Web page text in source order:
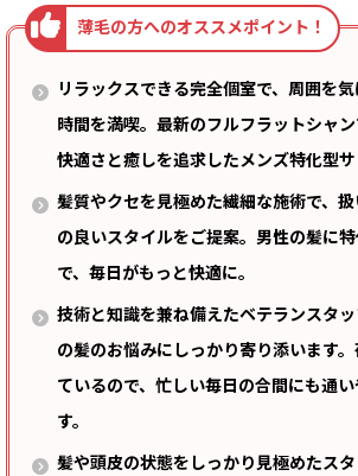
リラックスできる完全個室で、周囲を
時間を満喫。最新のフルフラットシャン
快適さと癒しを追求したメンズ特化型サ
髪質やクセを見極めた繊細な施術で、
の良いスタイルをご提案。男性の髪に
で、毎日がもっと快適に。
技術と知識を兼ね備えたベテランスタ
の髪のお悩みにしっかり寄り添います
ているので、忙しい毎日の合間にも通
す。
髪や頭皮の状態をしっかり見極めたス